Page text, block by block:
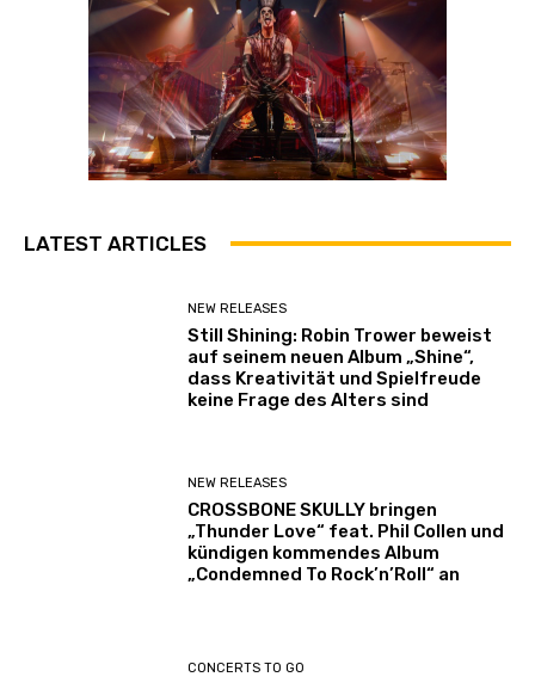
LATEST ARTICLES
NEW RELEASES
Still Shining: Robin Trower beweist
auf seinem neuen Album „Shine“,
dass Kreativität und Spielfreude
keine Frage des Alters sind
NEW RELEASES
CROSSBONE SKULLY bringen
„Thunder Love“ feat. Phil Collen und
kündigen kommendes Album
„Condemned To Rock’n’Roll“ an
CONCERTS TO GO